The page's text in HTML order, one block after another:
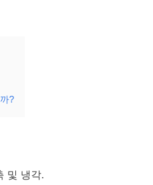
?
및 냉각.